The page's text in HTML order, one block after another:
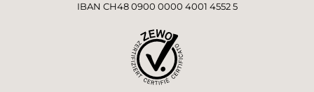
IBAN CH48 0900 0000 4001 4552 5